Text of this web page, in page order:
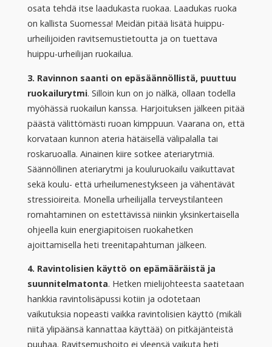
osata tehdä itse laadukasta ruokaa. Laadukas ruoka
on kallista Suomessa! Meidän pitää lisätä huippu-
urheilijoiden ravitsemustietoutta ja on tuettava
huippu-urheilijan ruokailua.
3. Ravinnon saanti on epäsäännöllistä, puuttuu
ruokailurytmi. Silloin kun on jo nälkä, ollaan todella
myöhässä ruokailun kanssa. Harjoituksen jälkeen pitää
päästä välittömästi ruoan kimppuun. Vaarana on, että
korvataan kunnon ateria hätäisellä välipalalla tai
roskaruoalla. Ainainen kiire sotkee ateriarytmiä.
Säännöllinen ateriarytmi ja kouluruokailu vaikuttavat
sekä koulu- että urheilumenestykseen ja vähentävät
stressioireita. Monella urheilijalla terveystilanteen
romahtaminen on estettävissä niinkin yksinkertaisella
ohjeella kuin energiapitoisen ruokahetken
ajoittamisella heti treenitapahtuman jälkeen.
4. Ravintolisien käyttö on epämääräistä ja
suunnitelmatonta. Hetken mielijohteesta saatetaan
hankkia ravintolisäpussi kotiin ja odotetaan
vaikutuksia nopeasti vaikka ravintolisien käyttö (mikäli
niitä ylipäänsä kannattaa käyttää) on pitkäjänteistä
puuhaa. Ravitsemushoito ei yleensä vaikuta heti